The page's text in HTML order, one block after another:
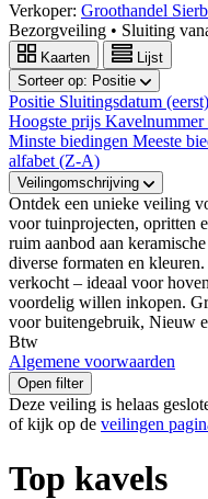
Verkoper: Groothandel
Bezorgveiling • Sluiting
Kaarten
Lijst
Sorteer op: Positie
Positie Sluitingsdatum (eerst)
Hoogste prijs Kavelnummer
Minste biedingen Meeste
alfabet (Z-A)
Veilingomschrijving
Ontdek een unieke veiling
voor tuinprojecten, opritten
ruim aanbod aan
diverse formaten en
verkocht – ideaal voor
voordelig willen inkopen.
voor buitengebruik, Nieuw
Btw
Algemene voorwaarden
Open filter
Deze veiling is helaas
of kijk op de veilingen
Top kavels